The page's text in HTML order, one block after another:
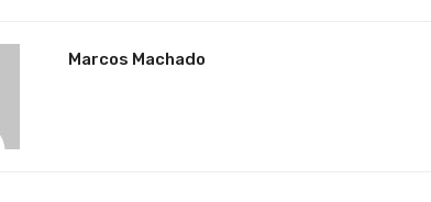
Marcos Machado